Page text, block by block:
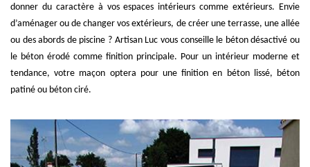
donner du caractère à vos espaces intérieurs comme extérieurs. Envie
d’aménager ou de changer vos extérieurs, de créer une terrasse, une allée
ou des abords de piscine ? Artisan Luc vous conseille le béton désactivé ou
le béton érodé comme finition principale. Pour un intérieur moderne et
tendance, votre maçon optera pour une finition en béton lissé, béton
patiné ou béton ciré.